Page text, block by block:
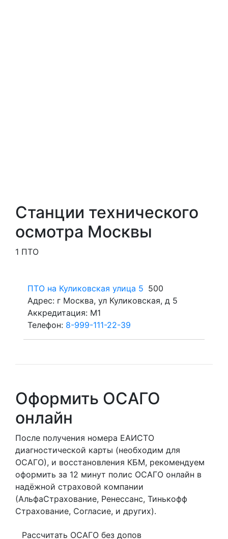
Станции технического
осмотра Москвы
1 ПТО
ПТО на Куликовская улица 5 500
Адрес: г Москва, ул Куликовская, д 5
Аккредитация: M1
Телефон: 8-999-111-22-39
Оформить ОСАГО
онлайн
После получения номера ЕАИСТО
диагностической карты (необходим для
ОСАГО), и восстановления КБМ, рекомендуем
оформить за 12 минут полис ОСАГО онлайн в
надёжной страховой компании
(АльфаСтрахование, Ренессанс, Тинькофф
Страхование, Согласие, и других).
Рассчитать ОСАГО без допов